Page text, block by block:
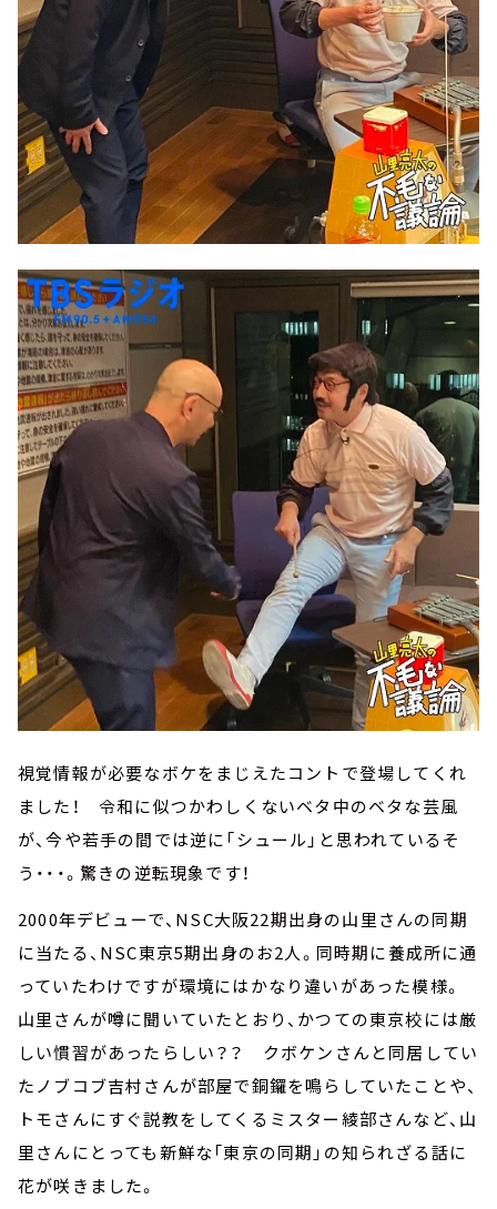
視覚情報が必要なボケをまじえたコントで登場してくれ
ました！ 令和に似つかわしくないベタ中のベタな芸風
が、今や若手の間では逆に「シュール」と思われているそ
う・・・。驚きの逆転現象です！
2000年デビューで、NSC大阪22期出身の山里さんの同期
に当たる、NSC東京5期出身のお2人。同時期に養成所に通
っていたわけですが環境にはかなり違いがあった模様。
山里さんが噂に聞いていたとおり、かつての東京校には厳
しい慣習があったらしい？？ クボケンさんと同居してい
たノブコブ吉村さんが部屋で銅鑼を鳴らしていたことや、
トモさんにすぐ説教をしてくるミスター綾部さんなど、山
里さんにとっても新鮮な「東京の同期」の知られざる話に
花が咲きました。